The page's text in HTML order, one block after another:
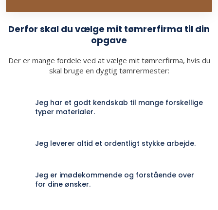
Derfor skal du vælge mit tømrerfirma til din
opgave​
Der er mange fordele ved at vælge mit tømrerfirma, hvis du
skal bruge en dygtig tømrermester:​
Jeg har et godt kendskab til mange forskellige
typer materialer​​.​
​Jeg leverer altid et ordentligt stykke arbejde​​.​
​Jeg er imødekommende og forstående over
for dine ønsker​​.​